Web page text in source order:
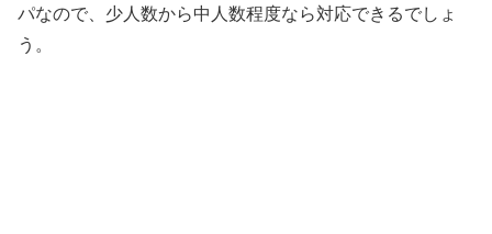
パなので、少人数から中人数程度なら対応できるでしょ
う。